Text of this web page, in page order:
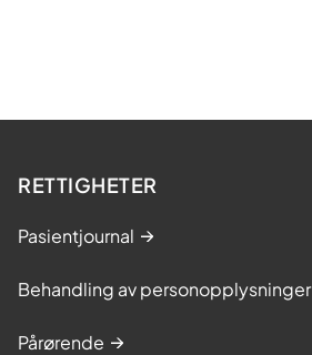
RETTIGHETER
Pasientjournal
Behandling av personopplysninger
Pårørende